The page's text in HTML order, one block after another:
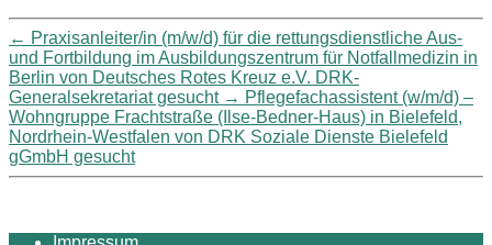
← Praxisanleiter/in (m/w/d) für die rettungsdienstliche Aus-
und Fortbildung im Ausbildungszentrum für Notfallmedizin in
Berlin von Deutsches Rotes Kreuz e.V. DRK-
Generalsekretariat gesucht → Pflegefachassistent (w/m/d) –
Wohngruppe Frachtstraße (Ilse-Bedner-Haus) in Bielefeld,
Nordrhein-Westfalen von DRK Soziale Dienste Bielefeld
gGmbH gesucht